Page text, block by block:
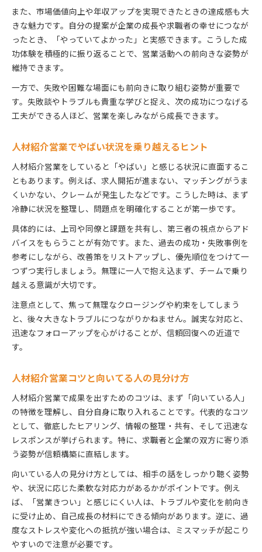
また、市場価値向上や年収アップを実現できたときの達成感も大
きな魅力です。自分の提案が企業の成長や求職者の幸せにつなが
ったとき、「やっていてよかった」と実感できます。こうした成
功体験を積極的に振り返ることで、営業活動への前向きな姿勢が
維持できます。
一方で、失敗や困難な場面にも前向きに取り組む姿勢が重要で
す。失敗談やトラブルも貴重な学びと捉え、次の成功につなげる
工夫ができる人ほど、営業を楽しみながら成長できます。
人材紹介営業でやばい状況を乗り越えるヒント
人材紹介営業をしていると「やばい」と感じる状況に直面するこ
ともあります。例えば、求人開拓が進まない、マッチングがうま
くいかない、クレームが発生したなどです。こうした時は、まず
冷静に状況を整理し、問題点を明確化することが第一歩です。
具体的には、上司や同僚と課題を共有し、第三者の視点からアド
バイスをもらうことが有効です。また、過去の成功・失敗事例を
参考にしながら、改善策をリストアップし、優先順位をつけて一
つずつ実行しましょう。無理に一人で抱え込まず、チームで乗り
越える意識が大切です。
注意点として、焦って無理なクロージングや約束をしてしまう
と、後々大きなトラブルにつながりかねません。誠実な対応と、
迅速なフォローアップを心がけることが、信頼回復への近道で
す。
人材紹介営業コツと向いてる人の見分け方
人材紹介営業で成果を出すためのコツは、まず「向いている人」
の特徴を理解し、自分自身に取り入れることです。代表的なコツ
として、徹底したヒアリング、情報の整理・共有、そして迅速な
レスポンスが挙げられます。特に、求職者と企業の双方に寄り添
う姿勢が信頼構築に直結します。
向いている人の見分け方としては、相手の話をしっかり聴く姿勢
や、状況に応じた柔軟な対応力があるかがポイントです。例え
ば、「営業きつい」と感じにくい人は、トラブルや変化を前向き
に受け止め、自己成長の材料にできる傾向があります。逆に、過
度なストレスや変化への抵抗が強い場合は、ミスマッチが起こり
やすいので注意が必要です。